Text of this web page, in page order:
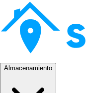
Almacenamiento